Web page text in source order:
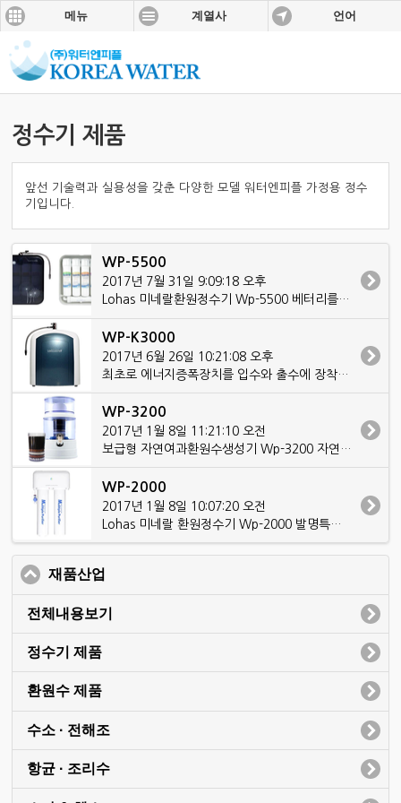
메뉴 계열사 언어
정수기 제품
앞선 기술력과 실용성을 갖춘 다양한 모델 워터엔피플 가정용 정수
기입니다.
WP-5500
2017년 7월 31일 9:09:18 오후
Lohas 미네랄환원정수기 Wp-5500 베터리를 교체하듯 손쉬운 필터교환
WP-K3000
2017년 6월 26일 10:21:08 오후
최초로 에너지증폭장치를 입수와 출수에 장착시킨 9단계 정수기능 - Wp-K3000 - 6각수가 증가된 신선한 물 - 청량감(물맛)이 좋은 물 - 체내흡수율이 높은 물 ...
WP-3200
2017년 1월 8일 11:21:10 오전
보급형 자연여과환원수생성기 Wp-3200 자연 그대로의 물맛을 재현.
WP-2000
2017년 1월 8일 10:07:20 오전
Lohas 미네랄 환원정수기 Wp-2000 발명특허 등록 응용상품 모방할 수 없는 기능성 세라믹볼로 복합필터를 구성 발명특허 등록으로 입증된 세라믹볼 !!
재품산업
전체내용보기
정수기 제품
환원수 제품
수소 · 전해조
항균 · 조리수